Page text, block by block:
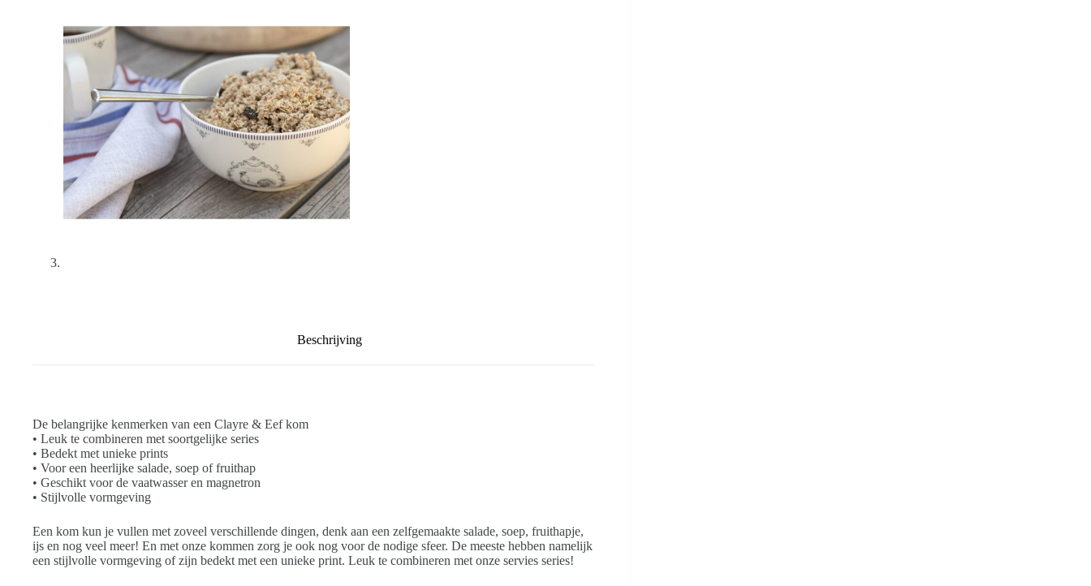
Beschrijving
De belangrijke kenmerken van een Clayre & Eef kom
• Leuk te combineren met soortgelijke series
• Bedekt met unieke prints
• Voor een heerlijke salade, soep of fruithap
• Geschikt voor de vaatwasser en magnetron
• Stijlvolle vormgeving
Een kom kun je vullen met zoveel verschillende dingen, denk aan een zelfgemaakte salade, soep, fruithapje,
ijs en nog veel meer! En met onze kommen zorg je ook nog voor de nodige sfeer. De meeste hebben namelijk
een stijlvolle vormgeving of zijn bedekt met een unieke print. Leuk te combineren met onze servies series!